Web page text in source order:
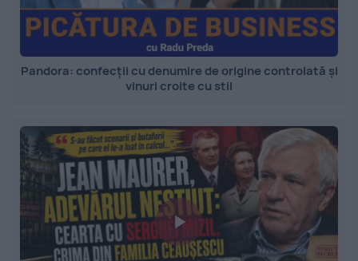
Pandora: confecții cu denumire de origine controlată și
vinuri croite cu stil